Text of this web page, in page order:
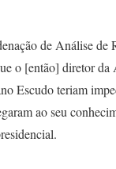
de Análise
o [então] diretor
Escudo teriam
ao seu